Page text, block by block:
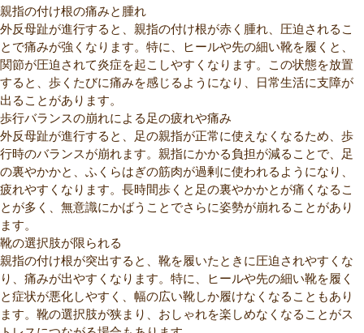
親指の付け根の痛みと腫れ
外反母趾が進行すると、親指の付け根が赤く腫れ、圧迫されるこ
とで痛みが強くなります。特に、ヒールや先の細い靴を履くと、
関節が圧迫されて炎症を起こしやすくなります。この状態を放置
すると、歩くたびに痛みを感じるようになり、日常生活に支障が
出ることがあります。
歩行バランスの崩れによる足の疲れや痛み
外反母趾が進行すると、足の親指が正常に使えなくなるため、歩
行時のバランスが崩れます。親指にかかる負担が減ることで、足
の裏やかかと、ふくらはぎの筋肉が過剰に使われるようになり、
疲れやすくなります。長時間歩くと足の裏やかかとが痛くなるこ
とが多く、無意識にかばうことでさらに姿勢が崩れることがあり
ます。
靴の選択肢が限られる
親指の付け根が突出すると、靴を履いたときに圧迫されやすくな
り、痛みが出やすくなります。特に、ヒールや先の細い靴を履く
と症状が悪化しやすく、幅の広い靴しか履けなくなることもあり
ます。靴の選択肢が狭まり、おしゃれを楽しめなくなることがス